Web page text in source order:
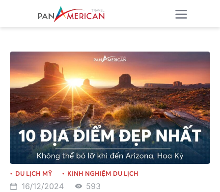
DU LỊCH MỸ KINH NGHIỆM DU LỊCH
16/12/2024 593